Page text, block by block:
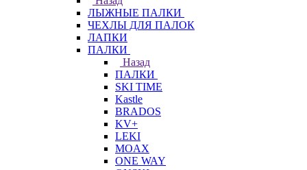
ЛЫЖНЫЕ ПАЛКИ
ЧЕХЛЫ ДЛЯ ПАЛОК
ЛАПКИ
ПАЛКИ
Назад
ПАЛКИ
SKI TIME
Kastle
BRADOS
KV+
LEKI
MOAX
ONE WAY